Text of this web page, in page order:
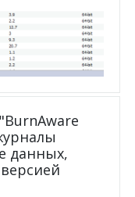
данных,